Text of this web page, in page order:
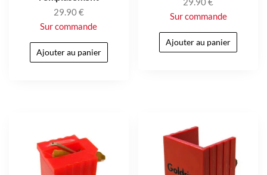
29.90€
Sur commande
Ajouter au panier
Sur commande
Ajouter au panier